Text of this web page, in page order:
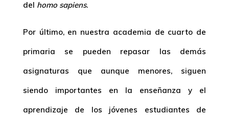
del homo sapiens.
Por último, en nuestra academia de cuarto de
primaria se pueden repasar las demás
asignaturas que aunque menores, siguen
siendo importantes en la enseñanza y el
aprendizaje de los jóvenes estudiantes de